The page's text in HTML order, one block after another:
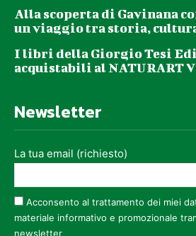
Alla scoperta di Gavinana
un viaggio tra storia,
I libri della Giorgio Tesi
acquistabili al NATURART
Newsletter
La tua email (richiesto)
Acconsento al trattamento dei miei
materiale informativo e promozionale
newsletter